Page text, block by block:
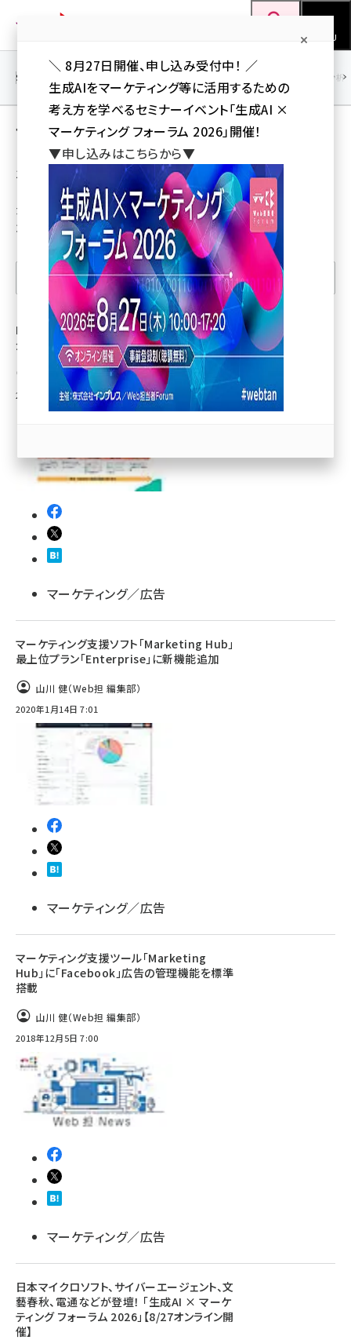
ン
MENU
seo (3524)
ai (2804)
youtube (2431)
note (2312)
セミナー (2306)
z世代 (1622)
meo (1275)
llmo (1163)
SEO アクセス解析／データ分析
マーケティング／広告 の 記事（人気順）
100記事
カテゴリ：マーケティング／広告
並び順：人気順
表示記事を絞り込む
HubSpotがABM実践機能の提供開始、日本
企業データで「FORCAS」と「LBC」と製品連携
小島昇（Web担編集部）
2020年5月21日 8:20
マーケティング／広告
マーケティング支援ソフト「Marketing Hub」
最上位プラン「Enterprise」に新機能追加
山川 健（Web担 編集部）
2020年1月14日 7:01
マーケティング／広告
マーケティング支援ツール「Marketing
Hub」に「Facebook」広告の管理機能を標準
搭載
山川 健（Web担 編集部）
2018年12月5日 7:00
マーケティング／広告
日本マイクロソフト、サイバーエージェント、文
藝春秋、電通などが登壇！ 「生成AI × マーケ
ティング フォーラム 2026」【8/27オンライン開
催】
＼ 8月27日開催、申し込み受付中！ ／
生成AIをマーケティング等に活用するための
考え方を学べるセミナーイベント「生成AI ×
マーケティング フォーラム 2026」開催！
▼申し込みはこちらから▼